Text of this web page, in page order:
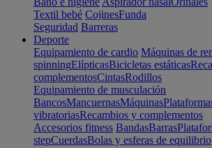
Textil bebé CojinesFunda
Seguridad Barreras
Deporte
Equipamiento de cardio Máquinas de
spinningElípticasBicicletas estáticas
complementosCintasRodillos
Equipamiento de musculación
BancosMancuernasMáquinas
vibratoriasRecambios y complementos
Accesorios fitness BandasBarras
stepCuerdasBolas y esferas de equilibrio